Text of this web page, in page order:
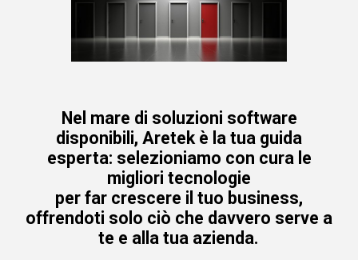
Nel mare di soluzioni software
disponibili, Aretek è la tua guida
esperta: selezioniamo con cura le
migliori tecnologie
per far crescere il tuo business,
offrendoti solo ciò che davvero serve a
te e alla tua azienda.